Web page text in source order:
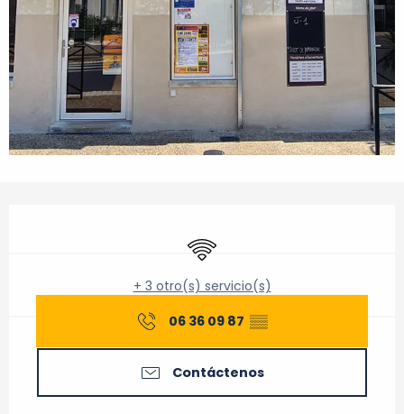
Wifi
+ 3 otro(s) servicio(s)
06 36 09 87 ▒▒
Contáctenos